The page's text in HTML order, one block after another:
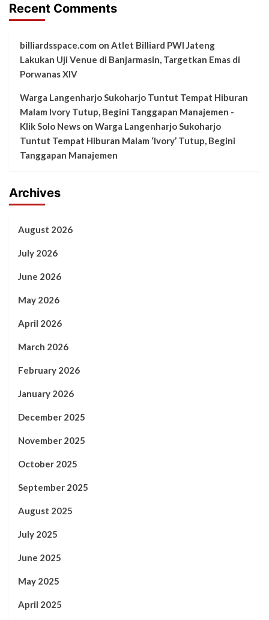
Recent Comments
billiardsspace.com on Atlet Billiard PWI Jateng
Lakukan Uji Venue di Banjarmasin, Targetkan Emas di
Porwanas XIV
Warga Langenharjo Sukoharjo Tuntut Tempat Hiburan
Malam Ivory Tutup, Begini Tanggapan Manajemen -
Klik Solo News on Warga Langenharjo Sukoharjo
Tuntut Tempat Hiburan Malam ‘Ivory’ Tutup, Begini
Tanggapan Manajemen
Archives
August 2026
July 2026
June 2026
May 2026
April 2026
March 2026
February 2026
January 2026
December 2025
November 2025
October 2025
September 2025
August 2025
July 2025
June 2025
May 2025
April 2025